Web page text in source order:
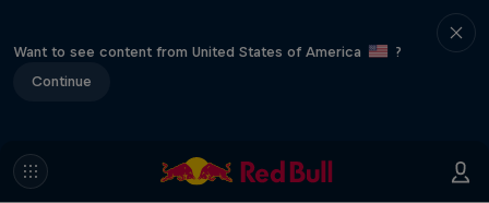
Want to see content from United States of America
?
Continue